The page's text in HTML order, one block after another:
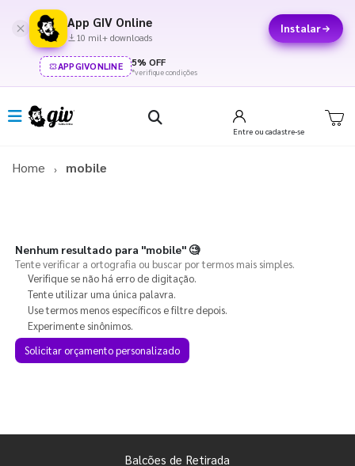
App GIV Online
10 mil+ downloads
Instalar
APPGIVONLINE 5% OFF
*verifique condições
Entre ou cadastre-se
Home mobile
Nenhum resultado para "mobile"🧐
Tente verificar a ortografia ou buscar por termos mais simples.
Verifique se não há erro de digitação.
Tente utilizar uma única palavra.
Use termos menos específicos e filtre depois.
Experimente sinônimos.
Solicitar orçamento personalizado
Balcões de Retirada